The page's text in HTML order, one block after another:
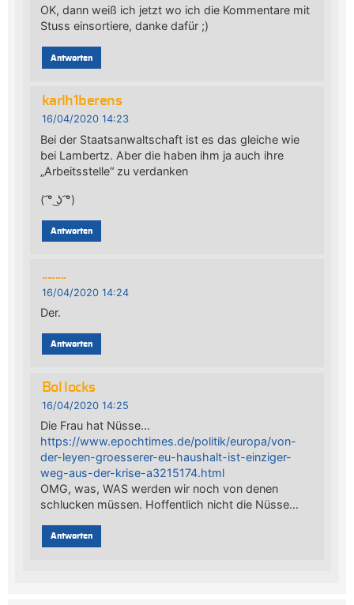
OK, dann weiß ich jetzt wo ich die Kommentare mit
Stuss einsortiere, danke dafür ;)
Antworten
karlh1berens
16/04/2020 14:23
Bei der Staatsanwaltschaft ist es das gleiche wie
bei Lambertz. Aber die haben ihm ja auch ihre
„Arbeitsstelle“ zu verdanken
( ͡° ͜ʖ ͡°)
Antworten
.........
16/04/2020 14:24
Der.
Antworten
Bol locks
16/04/2020 14:25
Die Frau hat Nüsse…
https://www.epochtimes.de/politik/europa/von-
der-leyen-groesserer-eu-haushalt-ist-einziger-
weg-aus-der-krise-a3215174.html
OMG, was, WAS werden wir noch von denen
schlucken müssen. Hoffentlich nicht die Nüsse…
Antworten